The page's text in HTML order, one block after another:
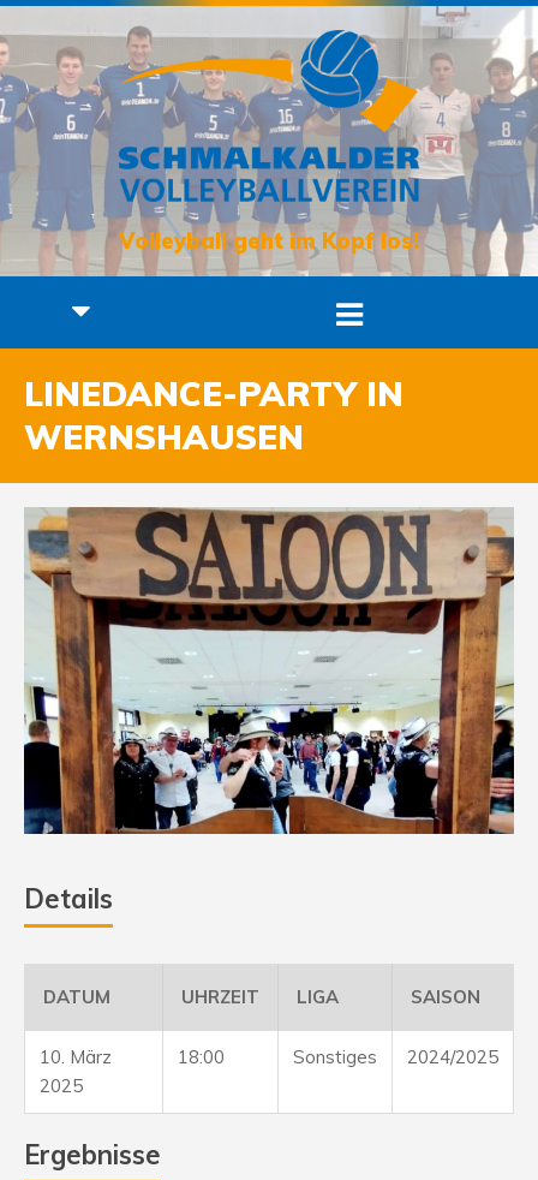
Volleyball geht im Kopf los!
LINEDANCE-PARTY IN
WERNSHAUSEN
Details
DATUM UHRZEIT LIGA SAISON
10. März
2025
18:00 Sonstiges 2024/2025
Ergebnisse